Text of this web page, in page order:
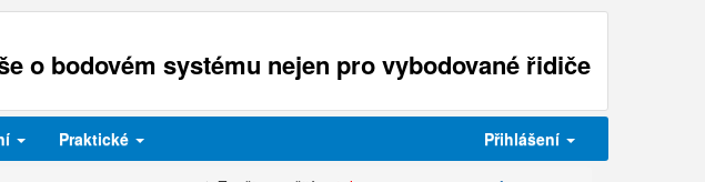
o bodovém systému nejen pro vybodované řidiče
Praktické Přihlášení